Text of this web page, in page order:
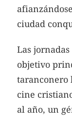
ciudad
Las
objetivo
taranconero
cine
al año, un